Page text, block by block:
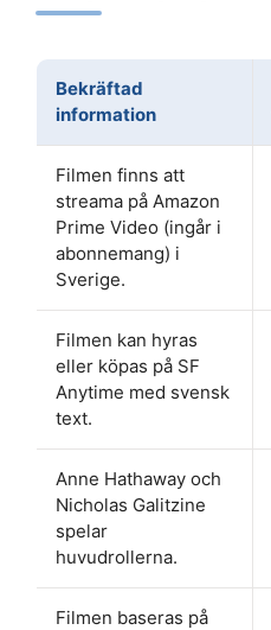
Bekräftad
information
Filmen finns att
streama på Amazon
Prime Video (ingår i
abonnemang) i
Sverige.
Filmen kan hyras
eller köpas på SF
Anytime med svensk
text.
Anne Hathaway och
Nicholas Galitzine
spelar
huvudrollerna.
Filmen baseras på